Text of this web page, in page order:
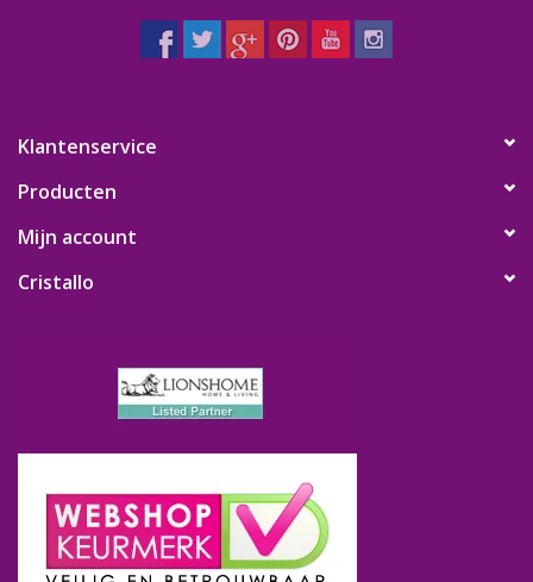
Klantenservice
Producten
Mijn account
Cristallo